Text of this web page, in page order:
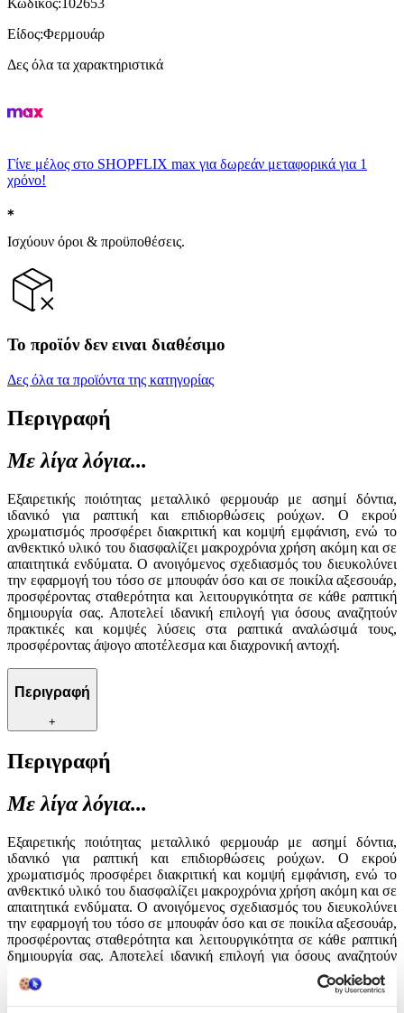
Είδος:Φερμουάρ
Δες όλα τα χαρακτηριστικά
Γίνε μέλος στο SHOPFLIX max για δωρεάν μεταφορικά για 1
χρόνο!
Ισχύουν όροι & προϋποθέσεις.
Το προϊόν δεν ειναι διαθέσιμο
Δες όλα τα προϊόντα της κατηγορίας
Περιγραφή
Με λίγα λόγια...
Εξαιρετικής ποιότητας μεταλλικό φερμουάρ με ασημί δόντια,
ιδανικό για ραπτική και επιδιορθώσεις ρούχων. Ο εκρού
χρωματισμός προσφέρει διακριτική και κομψή εμφάνιση, ενώ το
ανθεκτικό υλικό του διασφαλίζει μακροχρόνια χρήση ακόμη και σε
απαιτητικά ενδύματα. Ο ανοιγόμενος σχεδιασμός του διευκολύνει
την εφαρμογή του τόσο σε μπουφάν όσο και σε ποικίλα αξεσουάρ,
προσφέροντας σταθερότητα και λειτουργικότητα σε κάθε ραπτική
δημιουργία σας. Αποτελεί ιδανική επιλογή για όσους αναζητούν
πρακτικές και κομψές λύσεις στα ραπτικά αναλώσιμά τους,
προσφέροντας άψογο αποτέλεσμα και διαχρονική αντοχή.
Περιγραφή
+
Περιγραφή
Με λίγα λόγια...
Εξαιρετικής ποιότητας μεταλλικό φερμουάρ με ασημί δόντια,
ιδανικό για ραπτική και επιδιορθώσεις ρούχων. Ο εκρού
χρωματισμός προσφέρει διακριτική και κομψή εμφάνιση, ενώ το
ανθεκτικό υλικό του διασφαλίζει μακροχρόνια χρήση ακόμη και σε
απαιτητικά ενδύματα. Ο ανοιγόμενος σχεδιασμός του διευκολύνει
την εφαρμογή του τόσο σε μπουφάν όσο και σε ποικίλα αξεσουάρ,
προσφέροντας σταθερότητα και λειτουργικότητα σε κάθε ραπτική
δημιουργία σας. Αποτελεί ιδανική επιλογή για όσους αναζητούν
πρακτικές και κομψές λύσεις στα ραπτικά αναλώσιμά τους,
προσφέροντας άψογο αποτέλεσμα και διαχρονική αντοχή.